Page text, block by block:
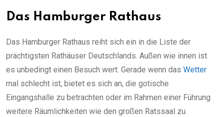
Das Hamburger Rathaus
Das Hamburger Rathaus reiht sich ein in die Liste der
prächtigsten Rathäuser Deutschlands. Außen wie innen ist
es unbedingt einen Besuch wert. Gerade wenn das Wetter
mal schlecht ist, bietet es sich an, die gotische
Eingangshalle zu betrachten oder im Rahmen einer Führung
weitere Räumlichkeiten wie den großen Ratssaal zu